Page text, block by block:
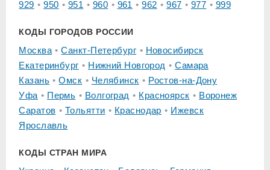
929
950 951 960 961 962 967 977 999
КОДЫ ГОРОДОВ РОССИИ
Москва Санкт-Петербург
Новосибирск
Екатеринбург
Нижний Новгород
Самара
Казань
Омск Челябинск
Ростов-на-Дону
Уфа
Пермь Волгоград Красноярск
Воронеж
Саратов
Тольятти Краснодар
Ижевск
Ярославль
КОДЫ СТРАН МИРА